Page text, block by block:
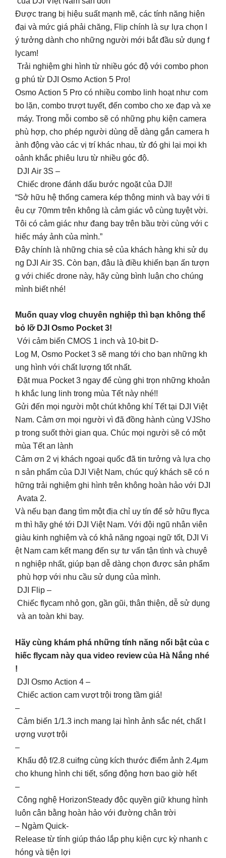
Được trang bị hiệu suất mạnh mẽ, các tính năng hiện
đại và mức giá phải chăng, Flip chính là sự lựa chọn l
ý tưởng dành cho những người mới bắt đầu sử dụng f
lycam!
Trải nghiệm ghi hình từ nhiều góc độ với combo phon
g phú từ DJI Osmo Action 5 Pro!
Osmo Action 5 Pro có nhiều combo linh hoạt như com
bo lặn, combo trượt tuyết, đến combo cho xe đạp và xe
máy. Trong mỗi combo sẽ có những phụ kiện camera
phù hợp, cho phép người dùng dễ dàng gắn camera h
ành động vào các vị trí khác nhau, từ đó ghi lại mọi kh
oảnh khắc phiêu lưu từ nhiều góc độ.
DJI Air 3S –
Chiếc drone đánh dấu bước ngoặt của DJI!
“Sở hữu hệ thống camera kép thông minh và bay với ti
êu cự 70mm trên không là cảm giác vô cùng tuyệt vời.
Tôi có cảm giác như đang bay trên bầu trời cùng với c
hiếc máy ảnh của mình.”
Đây chính là những chia sẻ của khách hàng khi sử dụ
ng DJI Air 3S. Còn bạn, đâu là điều khiến bạn ấn tượn
g với chiếc drone này, hãy cùng bình luận cho chúng
mình biết nhé!
Muốn quay vlog chuyên nghiệp thì bạn không thể
bỏ lỡ DJI Osmo Pocket 3!
Với cảm biến CMOS 1 inch và 10-bit D-
Log M, Osmo Pocket 3 sẽ mang tới cho bạn những kh
ung hình với chất lượng tốt nhất.
Đặt mua Pocket 3 ngay để cùng ghi trọn những khoản
h khắc lung linh trong mùa Tết này nhé!!
Gửi đến mọi người một chút không khí Tết tại DJI Việt
Nam. Cảm ơn mọi người vì đã đồng hành cùng VJSho
p trong suốt thời gian qua. Chúc mọi người sẽ có một
mùa Tết an lành
Cảm ơn 2 vị khách ngoại quốc đã tin tưởng và lựa chọ
n sản phẩm của DJI Việt Nam, chúc quý khách sẽ có n
hững trải nghiệm ghi hình trên không hoàn hảo với DJI
Avata 2.
Và nếu bạn đang tìm một địa chỉ uy tín để sở hữu flyca
m thì hãy ghé tới DJI Việt Nam. Với đội ngũ nhân viên
giàu kinh nghiệm và có khả năng ngoại ngữ tốt, DJI Vi
ệt Nam cam kết mang đến sự tư vấn tận tình và chuyê
n nghiệp nhất, giúp bạn dễ dàng chọn được sản phẩm
phù hợp với nhu cầu sử dụng của mình.
DJI Flip –
Chiếc flycam nhỏ gọn, gần gũi, thân thiện, dễ sử dụng
và an toàn khi bay.
Hãy cùng khám phá những tính năng nổi bật của c
hiếc flycam này qua video review của Hà Nắng nhé
!
DJI Osmo Action 4 –
Chiếc action cam vượt trội trong tầm giá!
–
Cảm biến 1/1.3 inch mang lại hình ảnh sắc nét, chất l
ượng vượt trội
–
Khẩu độ f/2.8 cuifng cùng kích thước điểm ảnh 2.4μm
cho khung hình chi tiết, sống động hơn bao giờ hết
–
Công nghệ HorizonSteady độc quyền giữ khung hình
luôn cân bằng hoàn hảo với đường chân trời
– Ngàm Quick-
Release từ tính giúp tháo lắp phụ kiện cực kỳ nhanh c
hóng và tiện lợi